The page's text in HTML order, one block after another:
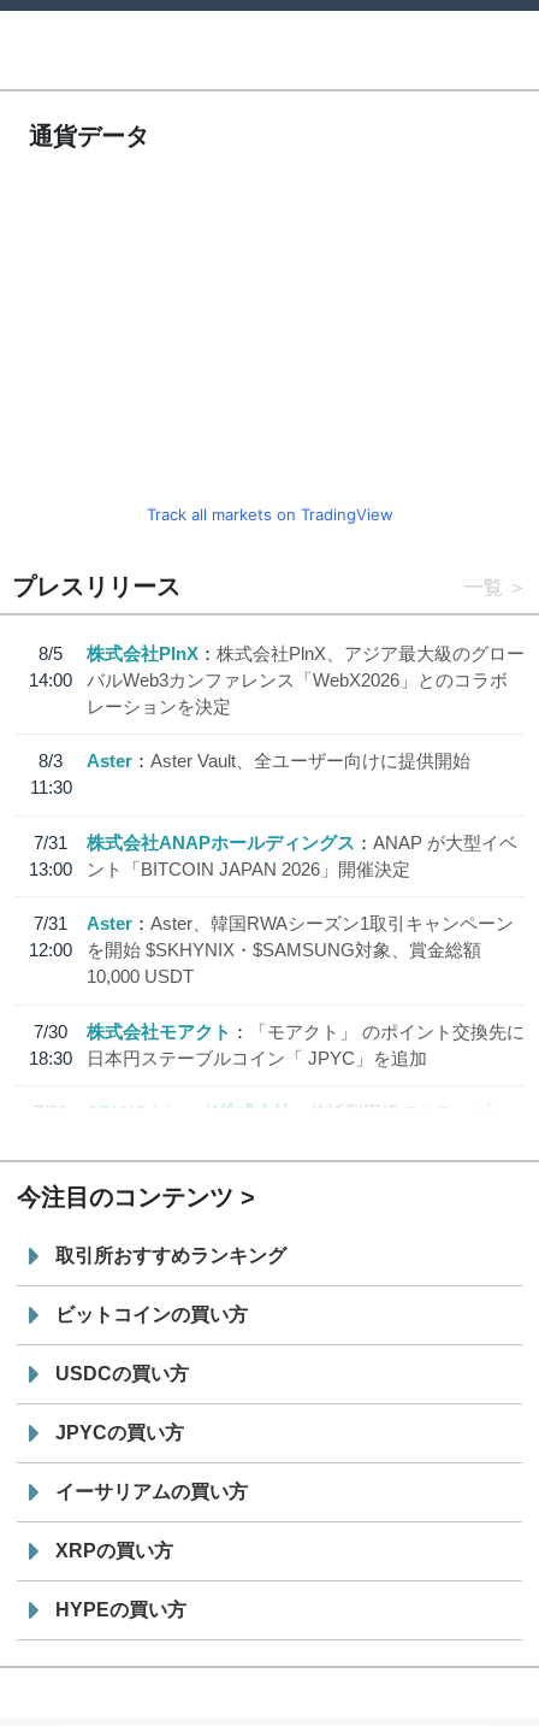
通貨データ
Track all markets on TradingView
プレスリリース 一覧
8/5
14:00
株式会社PlnX
株式会社PlnX、アジア最大級のグロー
バルWeb3カンファレンス「WebX2026」とのコラボ
レーションを決定
8/3
11:30
Aster Aster Vault、全ユーザー向けに提供開始
7/31
13:00
株式会社ANAPホールディングス
ANAP が大型イベ
ント「BITCOIN JAPAN 2026」開催決定
7/31
12:00
Aster
Aster、韓国RWAシーズン1取引キャンペーン
を開始 $SKHYNIX・$SAMSUNG対象、賞金総額
10,000 USDT
7/30
18:30
株式会社モアクト
「モアクト」 のポイント交換先に
日本円ステーブルコイン「 JPYC」を追加
7/29
SBI VCトレード株式会社
信託型円建てステーブル
今注目のコンテンツ
取引所おすすめランキング
ビットコインの買い方
USDCの買い方
JPYCの買い方
イーサリアムの買い方
XRPの買い方
HYPEの買い方